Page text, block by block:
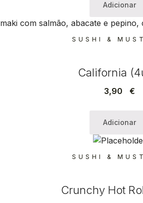
Adicionar
SUSHI &
California
3,90 €
Adicionar
SUSHI &
Crunchy Hot